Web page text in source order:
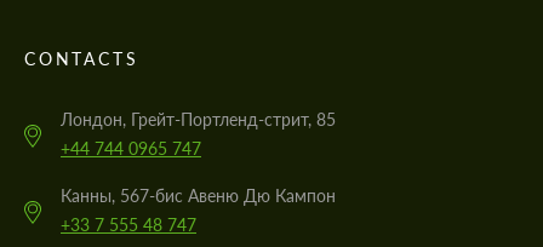
CONTACTS
Лондон, Грейт-Портленд-стрит, 85
+44 744 0965 747
Канны, 567-бис Авеню Дю Кампон
+33 7 555 48 747